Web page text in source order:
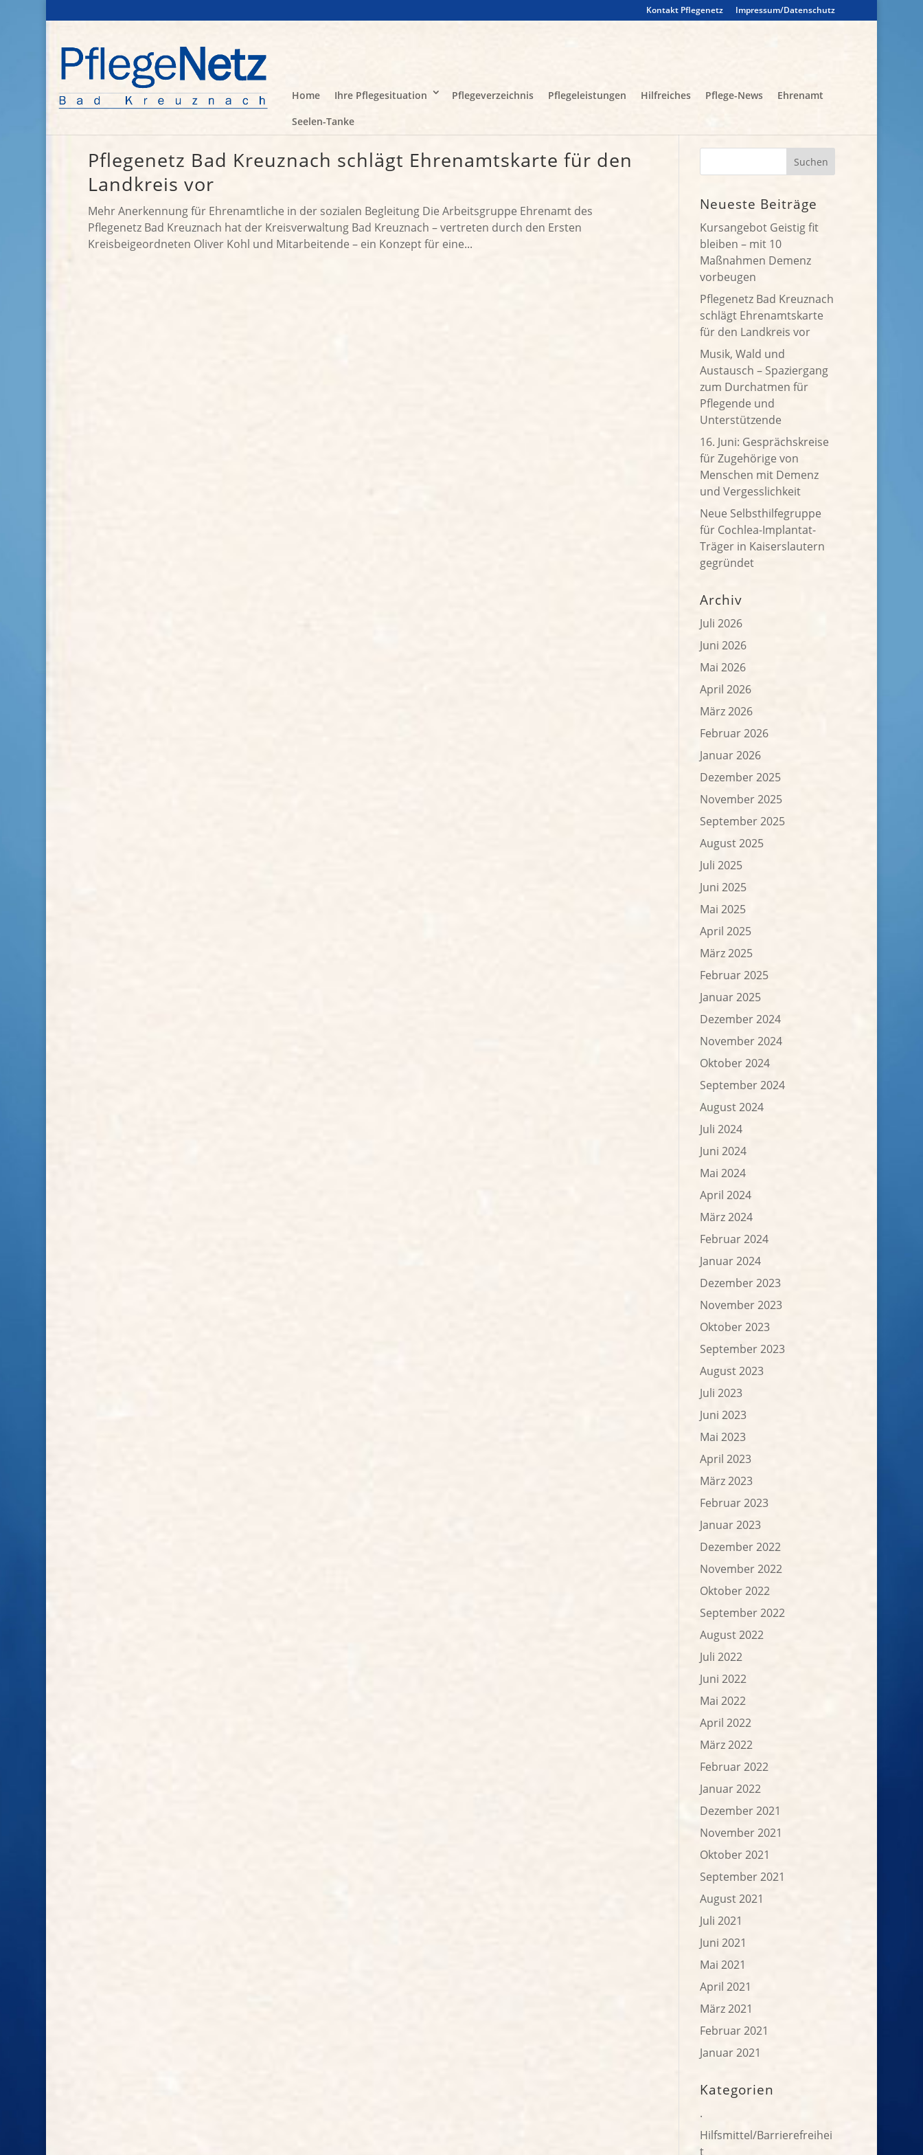
Kontakt Pflegenetz Impressum/Datenschutz
Home Ihre Pflegesituation Pflegeverzeichnis Pflegeleistungen Hilfreiches Pflege-News
Ehrenamt
Seelen-Tanke
Pflegenetz Bad Kreuznach schlägt Ehrenamtskarte für den
Landkreis vor
Mehr Anerkennung für Ehrenamtliche in der sozialen Begleitung Die Arbeitsgruppe Ehrenamt des
Pflegenetz Bad Kreuznach hat der Kreisverwaltung Bad Kreuznach – vertreten durch den Ersten
Kreisbeigeordneten Oliver Kohl und Mitarbeitende – ein Konzept für eine...
Neueste Beiträge
Kursangebot Geistig fit
bleiben – mit 10
Maßnahmen Demenz
vorbeugen
Pflegenetz Bad Kreuznach
schlägt Ehrenamtskarte
für den Landkreis vor
Musik, Wald und
Austausch – Spaziergang
zum Durchatmen für
Pflegende und
Unterstützende
16. Juni: Gesprächskreise
für Zugehörige von
Menschen mit Demenz
und Vergesslichkeit
Neue Selbsthilfegruppe
für Cochlea-Implantat-
Träger in Kaiserslautern
gegründet
Archiv
Juli 2026
Juni 2026
Mai 2026
April 2026
März 2026
Februar 2026
Januar 2026
Dezember 2025
November 2025
September 2025
August 2025
Juli 2025
Juni 2025
Mai 2025
April 2025
März 2025
Februar 2025
Januar 2025
Dezember 2024
November 2024
Oktober 2024
September 2024
August 2024
Juli 2024
Juni 2024
Mai 2024
April 2024
März 2024
Februar 2024
Januar 2024
Dezember 2023
November 2023
Oktober 2023
September 2023
August 2023
Juli 2023
Juni 2023
Mai 2023
April 2023
März 2023
Februar 2023
Januar 2023
Dezember 2022
November 2022
Oktober 2022
September 2022
August 2022
Juli 2022
Juni 2022
Mai 2022
April 2022
März 2022
Februar 2022
Januar 2022
Dezember 2021
November 2021
Oktober 2021
September 2021
August 2021
Juli 2021
Juni 2021
Mai 2021
April 2021
März 2021
Februar 2021
Januar 2021
Kategorien
.
Hilfsmittel/Barrierefreihei
t